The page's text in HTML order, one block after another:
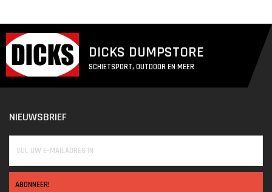
DICKS DUMPSTORE
SCHIETSPORT, OUTDOOR EN MEER
NIEUWSBRIEF
ABONNEER!